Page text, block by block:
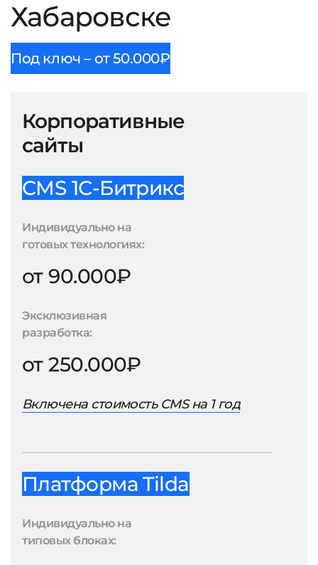
Хабаровске
Под ключ – от 50.000₽
Корпоративные
сайты
CMS 1С-Битрикс
Индивидуально на
готовых технологиях:
от 90.000₽
Эксклюзивная
разработка:
от 250.000₽
Включена стоимость CMS на 1 год
Платформа Tilda
Индивидуально на
типовых блоках: